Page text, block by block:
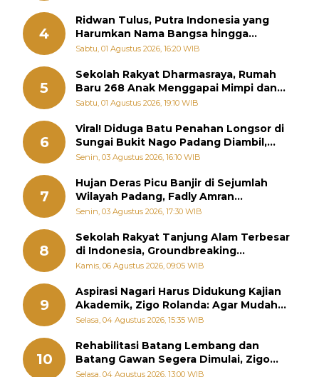
4
Ridwan Tulus, Putra Indonesia yang
Harumkan Nama Bangsa hingga
Diabadikan dalam Buku Jepang
Sabtu, 01 Agustus 2026, 16:20 WIB
5
Sekolah Rakyat Dharmasraya, Rumah
Baru 268 Anak Menggapai Mimpi dan
Memutus Rantai Kemiskinan
Sabtu, 01 Agustus 2026, 19:10 WIB
6
Viral! Diduga Batu Penahan Longsor di
Sungai Bukit Nago Padang Diambil,
Warga Khawatir Bencana Terulang
Senin, 03 Agustus 2026, 16:10 WIB
7
Hujan Deras Picu Banjir di Sejumlah
Wilayah Padang, Fadly Amran
Perintahkan OPD Siaga
Senin, 03 Agustus 2026, 17:30 WIB
8
Sekolah Rakyat Tanjung Alam Terbesar
di Indonesia, Groundbreaking
September
Kamis, 06 Agustus 2026, 09:05 WIB
9
Aspirasi Nagari Harus Didukung Kajian
Akademik, Zigo Rolanda: Agar Mudah
Diperjuangkan di Kementerian
Selasa, 04 Agustus 2026, 15:35 WIB
10
Rehabilitasi Batang Lembang dan
Batang Gawan Segera Dimulai, Zigo
Rolanda Pastikan Proyek Berjalan
Selasa, 04 Agustus 2026, 13:00 WIB